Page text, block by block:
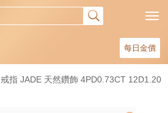
每日金價
戒指 JADE 天然鑽飾 4PD0.73CT 12D1.20